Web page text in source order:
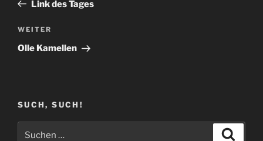
Link des Tages
Nächster
Beitrag
WEITER
Olle Kamellen
SUCH, SUCH!